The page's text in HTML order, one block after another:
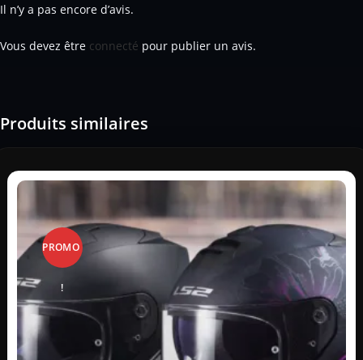
Il n’y a pas encore d’avis.
Vous devez être connecté pour publier un avis.
Produits similaires
PROMO
!